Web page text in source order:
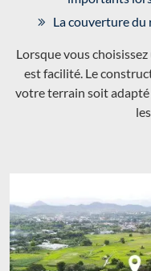
La couverture du
Lorsque vous choisissez
est facilité. Le
votre terrain soit